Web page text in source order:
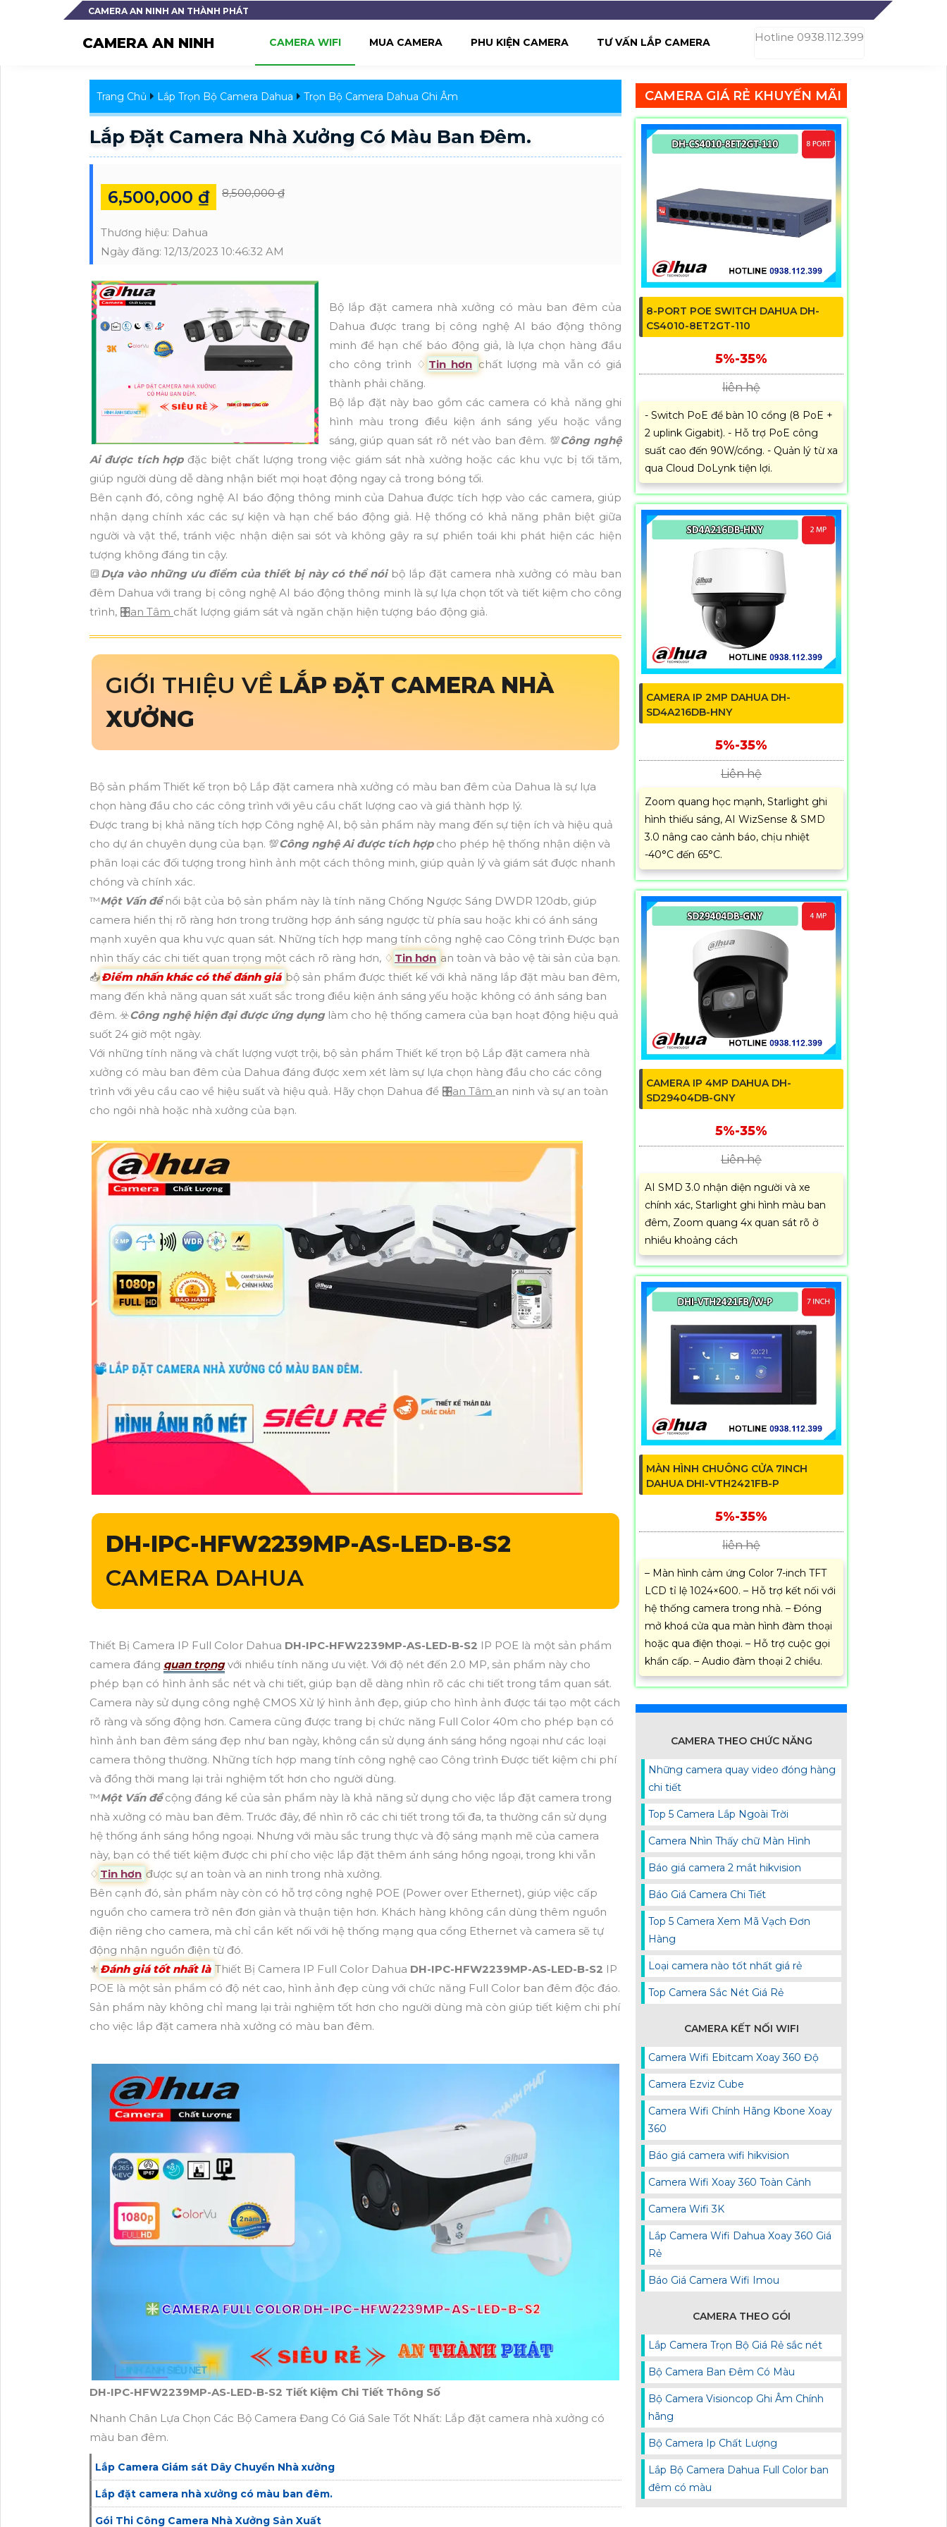
CAMERA AN NINH AN THÀNH PHÁT
CAMERA AN NINH Hotline 0938.112.399
CAMERA WIFI MUA CAMERA PHU KIỆN CAMERA TƯ VẤN LẮP CAMERA
Trang Chủ Lắp Trọn Bộ Camera Dahua Trọn Bộ Camera Dahua Ghi Âm
Lắp Đặt Camera Nhà Xưởng Có Màu Ban Đêm.
6,500,000 ₫ 8,500,000 ₫
Thương hiệu: Dahua
Ngày đăng: 12/13/2023 10:46:32 AM
Bộ lắp đặt camera nhà xưởng có màu ban đêm của
Dahua được trang bị công nghệ AI báo động thông
minh để hạn chế báo động giả, là lựa chọn hàng đầu
cho công trình ♢ Tin hơn chất lượng mà vẫn có giá
thành phải chăng.
Bộ lắp đặt này bao gồm các camera có khả năng ghi
hình màu trong điều kiện ánh sáng yếu hoặc vắng
sáng, giúp quan sát rõ nét vào ban đêm. 💯Công nghệ
Ai được tích hợpđặc biệt chất lượng trong việc giám sát nhà xưởng hoặc các khu vực bị tối tăm,
giúp người dùng dễ dàng nhận biết mọi hoạt động ngay cả trong bóng tối.
Bên cạnh đó, công nghệ AI báo động thông minh của Dahua được tích hợp vào các camera, giúp
nhận dạng chính xác các sự kiện và hạn chế báo động giả. Hệ thống có khả năng phân biệt giữa
người và vật thể, tránh việc nhận diện sai sót và không gây ra sự phiền toái khi phát hiện các hiện
tượng không đáng tin cậy.
🔳 Dựa vào những ưu điểm của thiết bị này có thể nói bộ lắp đặt camera nhà xưởng có màu ban
đêm Dahua với trang bị công nghệ AI báo động thông minh là sự lựa chọn tốt và tiết kiệm cho công
trình, 🎛an Tâm chất lượng giám sát và ngăn chặn hiện tượng báo động giả.
GIỚI THIỆU VỀ LẮP ĐẶT CAMERA NHÀ
XƯỞNG
Bộ sản phẩm Thiết kế trọn bộ Lắp đặt camera nhà xưởng có màu ban đêm của Dahua là sự lựa
chọn hàng đầu cho các công trình với yêu cầu chất lượng cao và giá thành hợp lý.
Được trang bị khả năng tích hợp Công nghệ AI, bộ sản phẩm này mang đến sự tiện ích và hiệu quả
cho dự án chuyên dụng của bạn. 💯Công nghệ Ai được tích hợpcho phép hệ thống nhận diện và
phân loại các đối tượng trong hình ảnh một cách thông minh, giúp quản lý và giám sát được nhanh
chóng và chính xác.
™️Một Vấn đềnổi bật của bộ sản phẩm này là tính năng Chống Ngược Sáng DWDR 120db, giúp
camera hiển thị rõ ràng hơn trong trường hợp ánh sáng ngược từ phía sau hoặc khi có ánh sáng
mạnh xuyên qua khu vực quan sát. Những tích hợp mang tính công nghệ cao Công trình Được bạn
nhìn thấy các chi tiết quan trọng một cách rõ ràng hơn, ♢ Tin hơn an toàn và bảo vệ tài sản của bạn.
📥Điểm nhấn khác có thể đánh giá bộ sản phẩm được thiết kế với khả năng lắp đặt màu ban đêm,
mang đến khả năng quan sát xuất sắc trong điều kiện ánh sáng yếu hoặc không có ánh sáng ban
đêm. ☣️Công nghệ hiện đại được ứng dụnglàm cho hệ thống camera của bạn hoạt động hiệu quả
suốt 24 giờ một ngày.
Với những tính năng và chất lượng vượt trội, bộ sản phẩm Thiết kế trọn bộ Lắp đặt camera nhà
xưởng có màu ban đêm của Dahua đáng được xem xét làm sự lựa chọn hàng đầu cho các công
trình với yêu cầu cao về hiệu suất và hiệu quả. Hãy chọn Dahua để 🎛an Tâm an ninh và sự an toàn
cho ngôi nhà hoặc nhà xưởng của bạn.
DH-IPC-HFW2239MP-AS-LED-B-S2
CAMERA DAHUA
Thiết Bị Camera IP Full Color Dahua DH-IPC-HFW2239MP-AS-LED-B-S2 IP POE là một sản phẩm
camera đáng quan trọngvới nhiều tính năng ưu việt. Với độ nét đến 2.0 MP, sản phẩm này cho
phép bạn có hình ảnh sắc nét và chi tiết, giúp bạn dễ dàng nhìn rõ các chi tiết trong tầm quan sát.
Camera này sử dụng công nghệ CMOS Xử lý hình ảnh đẹp, giúp cho hình ảnh được tái tạo một cách
rõ ràng và sống động hơn. Camera cũng được trang bị chức năng Full Color 40m cho phép bạn có
hình ảnh ban đêm sáng đẹp như ban ngày, không cần sử dụng ánh sáng hồng ngoại như các loại
camera thông thường. Những tích hợp mang tính công nghệ cao Công trình Được tiết kiệm chi phí
và đồng thời mang lại trải nghiệm tốt hơn cho người dùng.
™️Một Vấn đềcộng đáng kể của sản phẩm này là khả năng sử dụng cho việc lắp đặt camera trong
nhà xưởng có màu ban đêm. Trước đây, để nhìn rõ các chi tiết trong tối đa, ta thường cần sử dụng
hệ thống ánh sáng hồng ngoại. Nhưng với màu sắc trung thực và độ sáng mạnh mẽ của camera
này, bạn có thể tiết kiệm được chi phí cho việc lắp đặt thêm ánh sáng hồng ngoại, trong khi vẫn
♢ Tin hơn được sự an toàn và an ninh trong nhà xưởng.
Bên cạnh đó, sản phẩm này còn có hỗ trợ công nghệ POE (Power over Ethernet), giúp việc cấp
nguồn cho camera trở nên đơn giản và thuận tiện hơn. Khách hàng không cần dùng thêm nguồn
điện riêng cho camera, mà chỉ cần kết nối với hệ thống mạng qua cổng Ethernet và camera sẽ tự
động nhận nguồn điện từ đó.
⚜️ Đánh giá tốt nhất là Thiết Bị Camera IP Full Color Dahua DH-IPC-HFW2239MP-AS-LED-B-S2 IP
POE là một sản phẩm có độ nét cao, hình ảnh đẹp cùng với chức năng Full Color ban đêm độc đáo.
Sản phẩm này không chỉ mang lại trải nghiệm tốt hơn cho người dùng mà còn giúp tiết kiệm chi phí
cho việc lắp đặt camera nhà xưởng có màu ban đêm.
DH-IPC-HFW2239MP-AS-LED-B-S2 Tiết Kiệm Chi Tiết Thông Số
Nhanh Chân Lựa Chọn Các Bộ Camera Đang Có Giá Sale Tốt Nhất: Lắp đặt camera nhà xưởng có
màu ban đêm.
Lắp Camera Giám sát Dây Chuyền Nhà xưởng
Lắp đặt camera nhà xưởng có màu ban đêm.
Gói Thi Công Camera Nhà Xưởng Sản Xuất
CAMERA GIÁ RẺ KHUYẾN MÃI
8-PORT POE SWITCH DAHUA DH-
CS4010-8ET2GT-110
5%-35%
liên hệ
- Switch PoE để bàn 10 cổng (8 PoE +
2 uplink Gigabit). - Hỗ trợ PoE công
suất cao đến 90W/cổng. - Quản lý từ xa
qua Cloud DoLynk tiện lợi.
CAMERA IP 2MP DAHUA DH-
SD4A216DB-HNY
5%-35%
Liên hệ
Zoom quang học mạnh, Starlight ghi
hình thiếu sáng, AI WizSense & SMD
3.0 nâng cao cảnh báo, chịu nhiệt
-40°C đến 65°C.
CAMERA IP 4MP DAHUA DH-
SD29404DB-GNY
5%-35%
Liên hệ
AI SMD 3.0 nhận diện người và xe
chính xác, Starlight ghi hình màu ban
đêm, Zoom quang 4x quan sát rõ ở
nhiều khoảng cách
MÀN HÌNH CHUÔNG CỬA 7INCH
DAHUA DHI-VTH2421FB-P
5%-35%
liên hệ
– Màn hình cảm ứng Color 7-inch TFT
LCD tỉ lệ 1024×600. – Hỗ trợ kết nối với
hệ thống camera trong nhà. – Đóng
mở khoá cửa qua màn hình đàm thoại
hoặc qua điện thoại. – Hỗ trợ cuộc gọi
khẩn cấp. – Audio đàm thoại 2 chiều.
CAMERA THEO CHỨC NĂNG
Những camera quay video đóng hàng
chi tiết
Top 5 Camera Lắp Ngoài Trời
Camera Nhìn Thấy chữ Màn Hình
Báo giá camera 2 mắt hikvision
Báo Giá Camera Chi Tiết
Top 5 Camera Xem Mã Vạch Đơn
Hàng
Loại camera nào tốt nhất giá rẻ
Top Camera Sắc Nét Giá Rẻ
CAMERA KẾT NỐI WIFI
Camera Wifi Ebitcam Xoay 360 Độ
Camera Ezviz Cube
Camera Wifi Chính Hãng Kbone Xoay
360
Báo giá camera wifi hikvision
Camera Wifi Xoay 360 Toàn Cảnh
Camera Wifi 3K
Lắp Camera Wifi Dahua Xoay 360 Giá
Rẻ
Báo Giá Camera Wifi Imou
CAMERA THEO GÓI
Lắp Camera Trọn Bộ Giá Rẻ sắc nét
Bộ Camera Ban Đêm Có Màu
Bộ Camera Visioncop Ghi Âm Chính
hãng
Bộ Camera Ip Chất Lượng
Lắp Bộ Camera Dahua Full Color ban
đêm có màu